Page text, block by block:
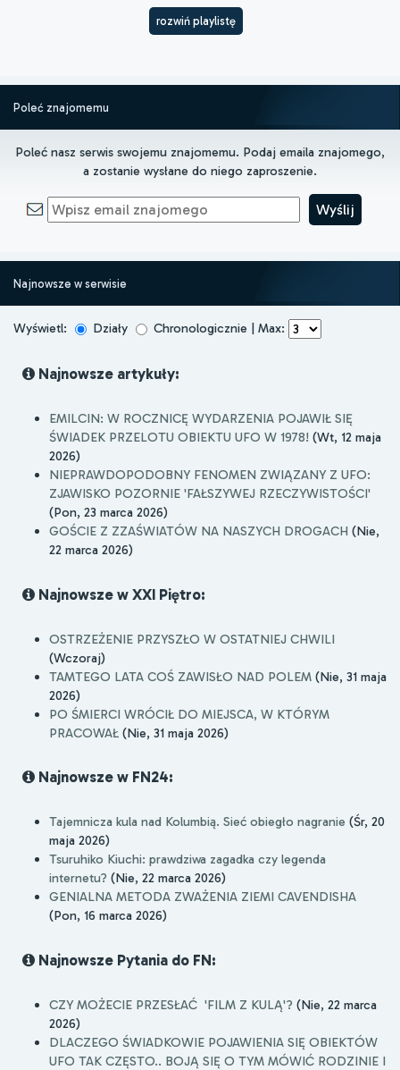
rozwiń playlistę
Poleć znajomemu
Poleć nasz serwis swojemu znajomemu. Podaj emaila znajomego,
a zostanie wysłane do niego zaproszenie.
Najnowsze w serwisie
Wyświetl: Działy Chronologicznie | Max:
Najnowsze artykuły:
EMILCIN: W ROCZNICĘ WYDARZENIA POJAWIŁ SIĘ
ŚWIADEK PRZELOTU OBIEKTU UFO W 1978! (Wt, 12 maja
2026)
NIEPRAWDOPODOBNY FENOMEN ZWIĄZANY Z UFO:
ZJAWISKO POZORNIE 'FAŁSZYWEJ RZECZYWISTOŚCI'
(Pon, 23 marca 2026)
GOŚCIE Z ZZAŚWIATÓW NA NASZYCH DROGACH (Nie,
22 marca 2026)
Najnowsze w XXI Piętro:
OSTRZEŻENIE PRZYSZŁO W OSTATNIEJ CHWILI
(Wczoraj)
TAMTEGO LATA COŚ ZAWISŁO NAD POLEM (Nie, 31 maja
2026)
PO ŚMIERCI WRÓCIŁ DO MIEJSCA, W KTÓRYM
PRACOWAŁ (Nie, 31 maja 2026)
Najnowsze w FN24:
Tajemnicza kula nad Kolumbią. Sieć obiegło nagranie (Śr, 20
maja 2026)
Tsuruhiko Kiuchi: prawdziwa zagadka czy legenda
internetu? (Nie, 22 marca 2026)
GENIALNA METODA ZWAŻENIA ZIEMI CAVENDISHA
(Pon, 16 marca 2026)
Najnowsze Pytania do FN:
CZY MOŻECIE PRZESŁAĆ 'FILM Z KULĄ'? (Nie, 22 marca
2026)
DLACZEGO ŚWIADKOWIE POJAWIENIA SIĘ OBIEKTÓW
UFO TAK CZĘSTO.. BOJĄ SIĘ O TYM MÓWIĆ RODZINIE I